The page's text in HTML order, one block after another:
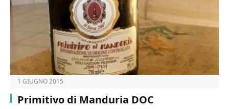
1 GIUGNO 2015
Primitivo di Manduria DOC